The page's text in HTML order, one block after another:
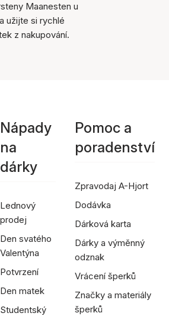
Maanesten u
užijte si rychlé
z nakupování.
Nápady
na
dárky
Lednový
prodej
Den svatého
Valentýna
Potvrzení
Den matek
Studentský
Pomoc a
poradenství
Zpravodaj A-Hjort
Dodávka
Dárková karta
Dárky a výměnný
odznak
Vrácení šperků
Značky a materiály
šperků